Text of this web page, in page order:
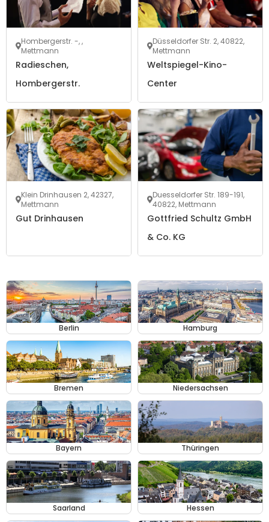
Hombergerstr. -, ,
Mettmann
Radieschen,
Hombergerstr.
Düsseldorfer Str. 2, 40822,
Mettmann
Weltspiegel-Kino-
Center
Klein Drinhausen 2, 42327,
Mettmann
Gut Drinhausen
Duesseldorfer Str. 189-191,
40822, Mettmann
Gottfried Schultz GmbH
& Co. KG
Berlin Hamburg
Bremen Niedersachsen
Bayern Thüringen
Saarland Hessen